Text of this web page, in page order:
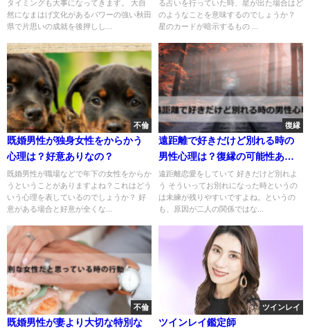
タイミングも大事になってきます。 大自
然になまはげ文化があるパワーの強い秋田
県で片思いの成就を後押しし...
る占いを行っていた時、星が出た場合はど
のようなことを意味するのでしょうか？
星のカードが暗示するもの ...
不倫
既婚男性が独身女性をからかう
心理は？好意ありなの？
既婚男性が職場などで年下の女性をからか
うということがありますよね？これはどう
いう心理を表しているのでしょうか？ 好
意がある場合と好意が全くな...
復縁
遠距離で好きだけど別れる時の
男性心理は？復縁の可能性あ
り？
遠距離恋愛をしていて 好きだけど別れよ
う そういってお別れになった時というの
は未練が残りやすいですよね。というの
も、原因が二人の関係ではな...
不倫
既婚男性が妻より大切な特別な
ツインレイ
ツインレイ鑑定師